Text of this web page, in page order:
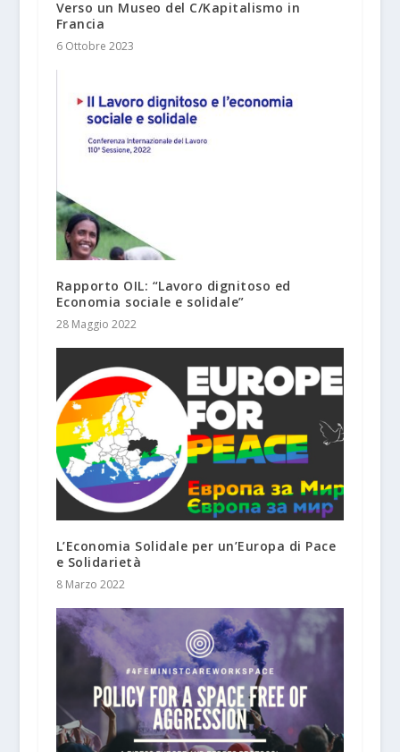
Verso un Museo del C/Kapitalismo in
Francia
6 Ottobre 2023
Rapporto OIL: “Lavoro dignitoso ed
Economia sociale e solidale”
28 Maggio 2022
L’Economia Solidale per un’Europa di Pace
e Solidarietà
8 Marzo 2022